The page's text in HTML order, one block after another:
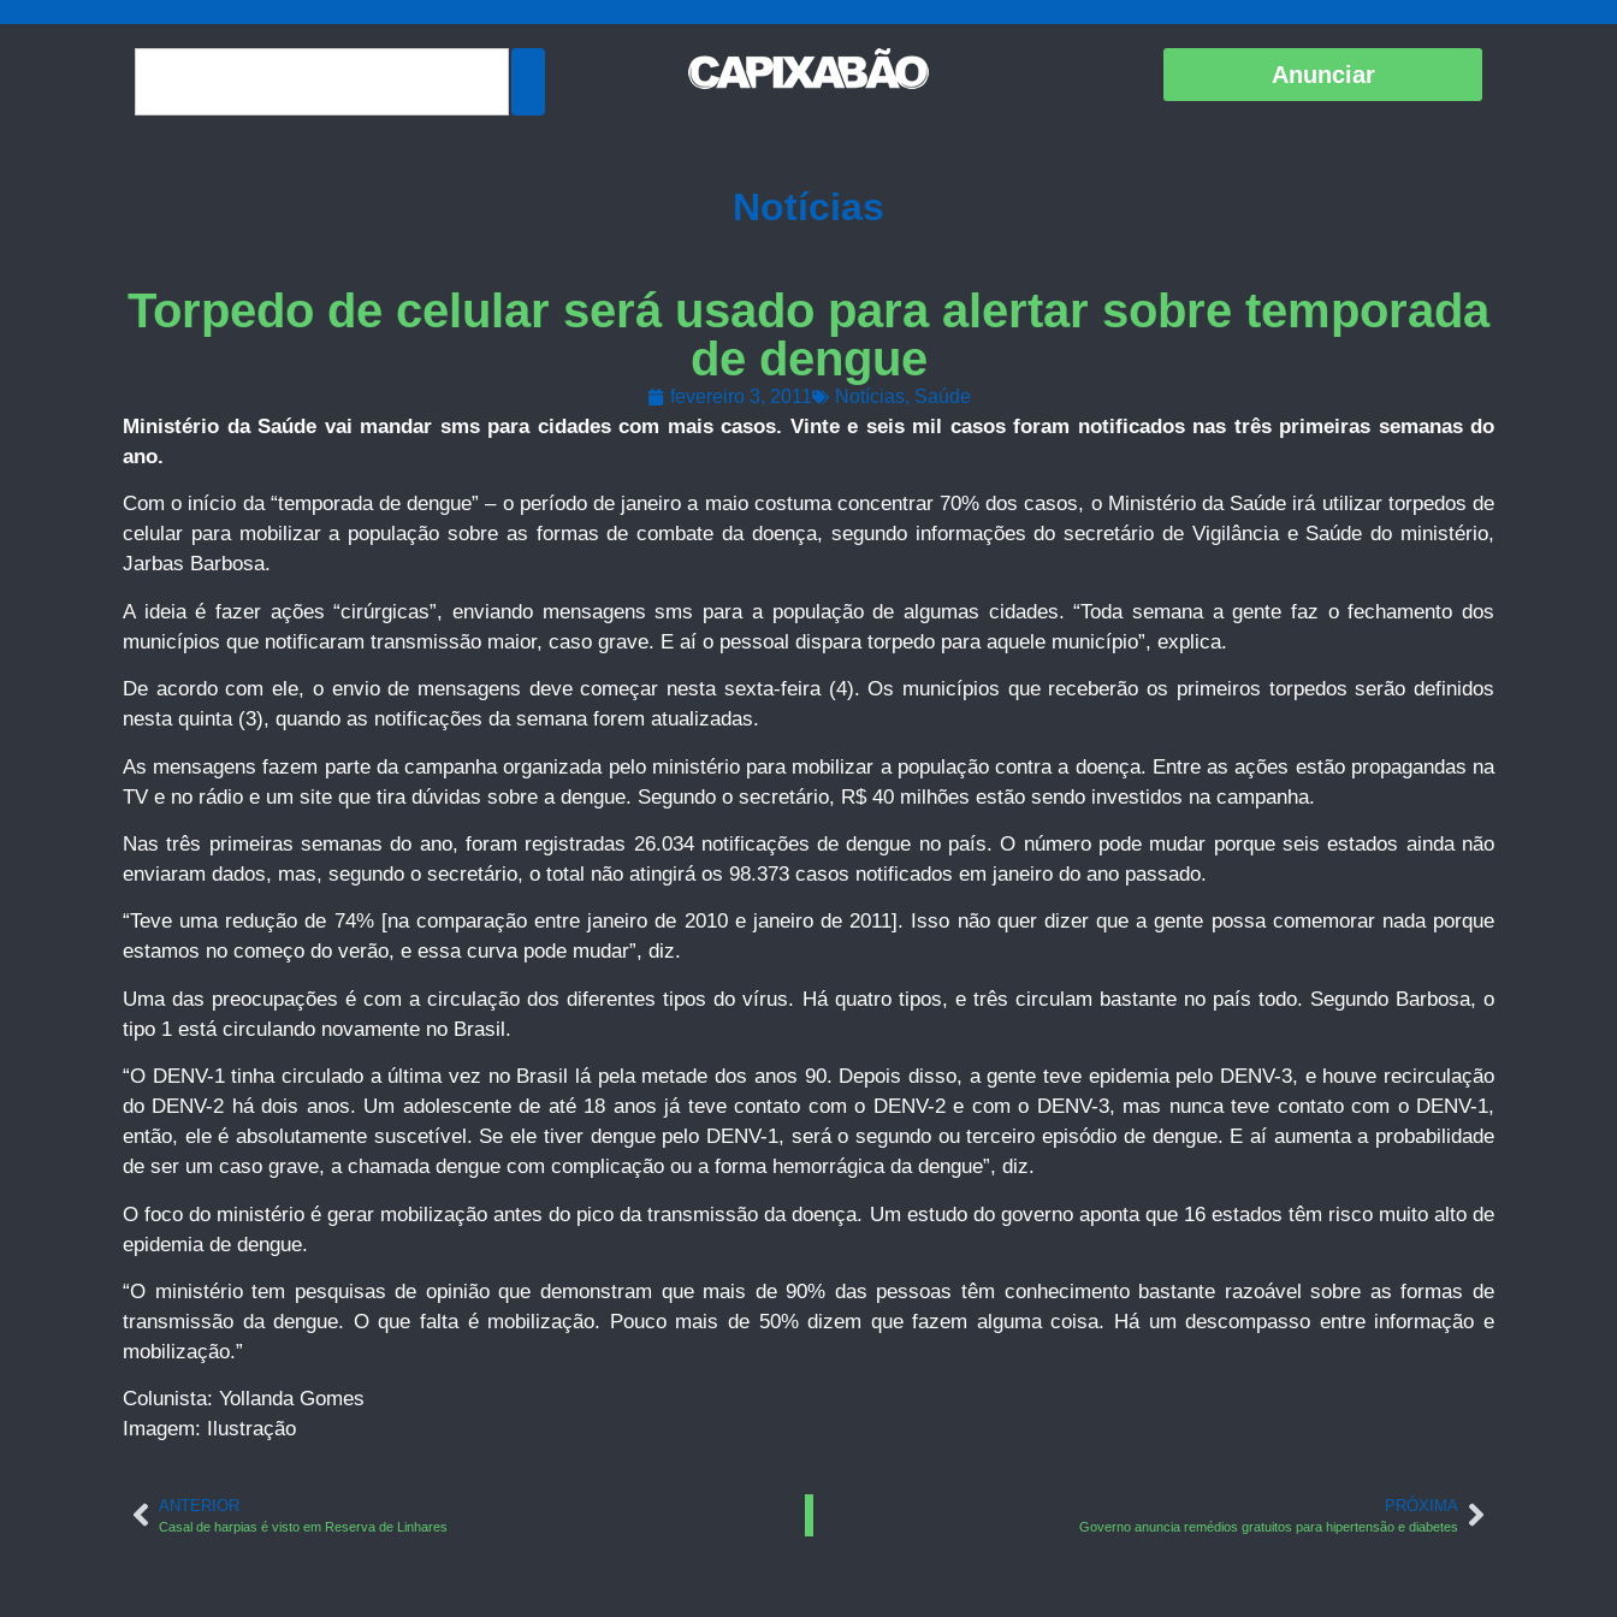
Anunciar
Notícias
Torpedo de celular será usado para alertar sobre temporada
de dengue
fevereiro 3, 2011 Notícias, Saúde
Ministério da Saúde vai mandar sms para cidades com mais casos. Vinte e seis mil casos foram notificados nas três primeiras semanas do
ano.
Com o início da “temporada de dengue” – o período de janeiro a maio costuma concentrar 70% dos casos, o Ministério da Saúde irá utilizar torpedos de
celular para mobilizar a população sobre as formas de combate da doença, segundo informações do secretário de Vigilância e Saúde do ministério,
Jarbas Barbosa.
A ideia é fazer ações “cirúrgicas”, enviando mensagens sms para a população de algumas cidades. “Toda semana a gente faz o fechamento dos
municípios que notificaram transmissão maior, caso grave. E aí o pessoal dispara torpedo para aquele município”, explica.
De acordo com ele, o envio de mensagens deve começar nesta sexta-feira (4). Os municípios que receberão os primeiros torpedos serão definidos
nesta quinta (3), quando as notificações da semana forem atualizadas.
As mensagens fazem parte da campanha organizada pelo ministério para mobilizar a população contra a doença. Entre as ações estão propagandas na
TV e no rádio e um site que tira dúvidas sobre a dengue. Segundo o secretário, R$ 40 milhões estão sendo investidos na campanha.
Nas três primeiras semanas do ano, foram registradas 26.034 notificações de dengue no país. O número pode mudar porque seis estados ainda não
enviaram dados, mas, segundo o secretário, o total não atingirá os 98.373 casos notificados em janeiro do ano passado.
“Teve uma redução de 74% [na comparação entre janeiro de 2010 e janeiro de 2011]. Isso não quer dizer que a gente possa comemorar nada porque
estamos no começo do verão, e essa curva pode mudar”, diz.
Uma das preocupações é com a circulação dos diferentes tipos do vírus. Há quatro tipos, e três circulam bastante no país todo. Segundo Barbosa, o
tipo 1 está circulando novamente no Brasil.
“O DENV-1 tinha circulado a última vez no Brasil lá pela metade dos anos 90. Depois disso, a gente teve epidemia pelo DENV-3, e houve recirculação
do DENV-2 há dois anos. Um adolescente de até 18 anos já teve contato com o DENV-2 e com o DENV-3, mas nunca teve contato com o DENV-1,
então, ele é absolutamente suscetível. Se ele tiver dengue pelo DENV-1, será o segundo ou terceiro episódio de dengue. E aí aumenta a probabilidade
de ser um caso grave, a chamada dengue com complicação ou a forma hemorrágica da dengue”, diz.
O foco do ministério é gerar mobilização antes do pico da transmissão da doença. Um estudo do governo aponta que 16 estados têm risco muito alto de
epidemia de dengue.
“O ministério tem pesquisas de opinião que demonstram que mais de 90% das pessoas têm conhecimento bastante razoável sobre as formas de
transmissão da dengue. O que falta é mobilização. Pouco mais de 50% dizem que fazem alguma coisa. Há um descompasso entre informação e
mobilização.”
Colunista: Yollanda Gomes
Imagem: Ilustração
ANTERIOR
Casal de harpias é visto em Reserva de Linhares
PRÓXIMA
Governo anuncia remédios gratuitos para hipertensão e diabetes